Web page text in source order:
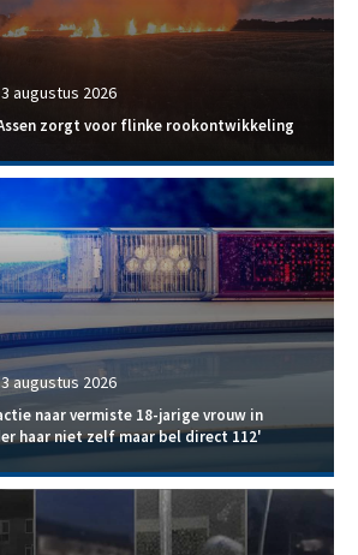
3 augustus 2026
zorgt voor flinke rookontwikkeling
3 augustus 2026
naar vermiste 18-jarige vrouw in
haar niet zelf maar bel direct 112'